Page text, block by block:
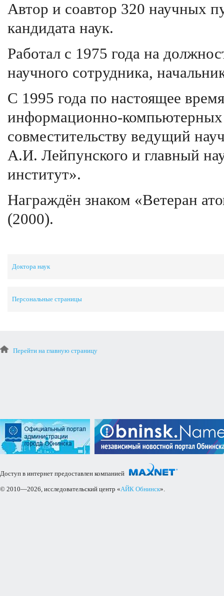
Автор и соавтор 320 научных
кандидата наук.
Работал с 1975 года на
научного сотрудника,
С 1995 года по настоящее
информационно-
совместительству ведущий
А.И. Лейпунского и главный
институт».
Награждён знаком «Ветеран
(2000).
Доктора наук
Персональные страницы
Перейти на главную страницу
Доступ в интернет предоставлен компанией
© 2010—2026, исследовательский центр «АЙК Обнинск».